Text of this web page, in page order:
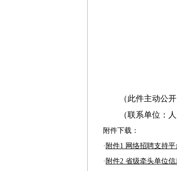
（此件主动公开
（联系单位：
附件下载：
· 附件1 网络招聘支持平
· 附件2 省级牵头单位信